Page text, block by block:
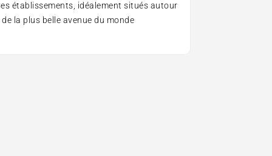
établissements, idéalement situés autour
de la plus belle avenue du monde